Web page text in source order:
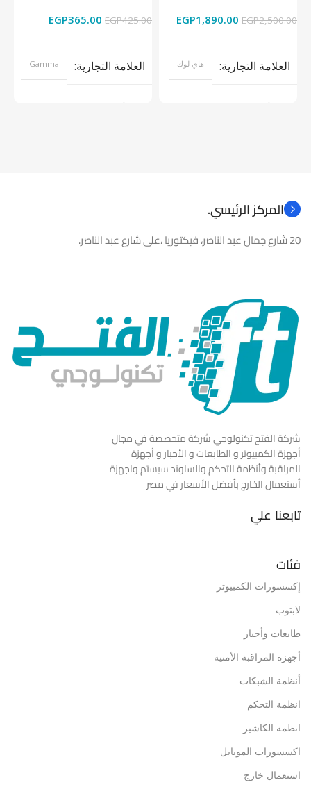
EGP2,500.00
EGP1,890.00
العلامة التجارية هاي لوك
موديل
EGP425.00
EGP365.00
العلامة التجارية Gamma
موديل
المركز الرئيسي.
20 شارع جمال عبد الناصر، فيكتوريا ،على شارع عبد الناصر.
شركة الفتح تكنولوجي شركة متخصصة في مجال
أجهزة الكمبيوتر و الطابعات و الأحبار و أجهزة
المراقبة وأنظمة التحكم والساوند سيستم واجهزة
أستعمال الخارج بأفضل الأسعار في مصر
تابعنا علي
فئات
إكسسورات الكمبيوتر
لابتوب
طابعات وأحبار
أجهزة المراقبة الأمنية
أنظمة الشبكات
انظمة التحكم
انظمة الكاشير
اكسسورات الموبايل
استعمال خارج